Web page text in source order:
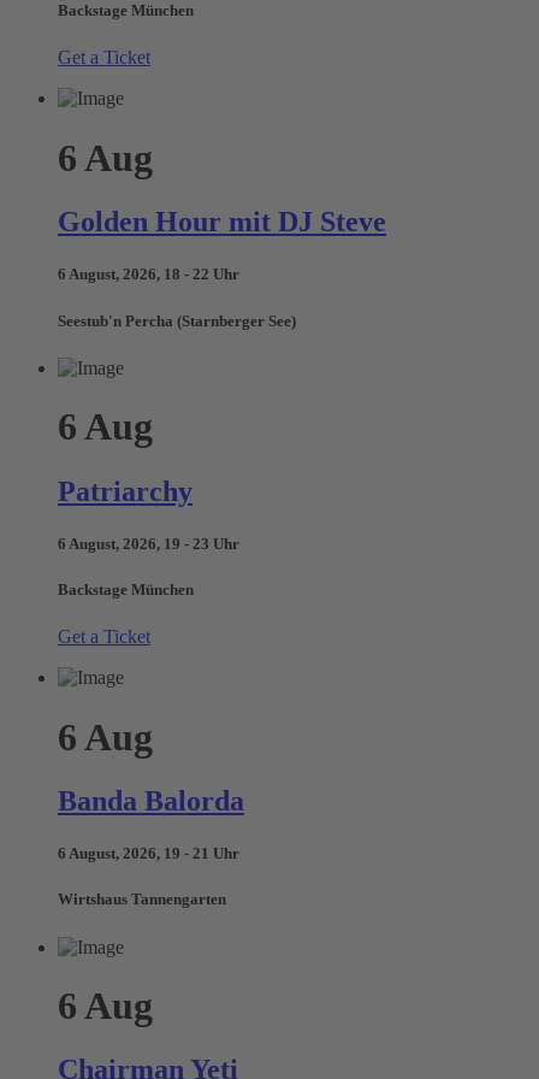
Backstage München
Get a Ticket
6 Aug
Golden Hour mit DJ Steve
6 August, 2026, 18 - 22 Uhr
Seestub'n Percha (Starnberger See)
6Aug
Patriarchy
6 August, 2026, 19 - 23 Uhr
Backstage München
Get a Ticket
6 Aug
Banda Balorda
6 August, 2026, 19 - 21 Uhr
Wirtshaus Tannengarten
6 Aug
Chairman Yeti